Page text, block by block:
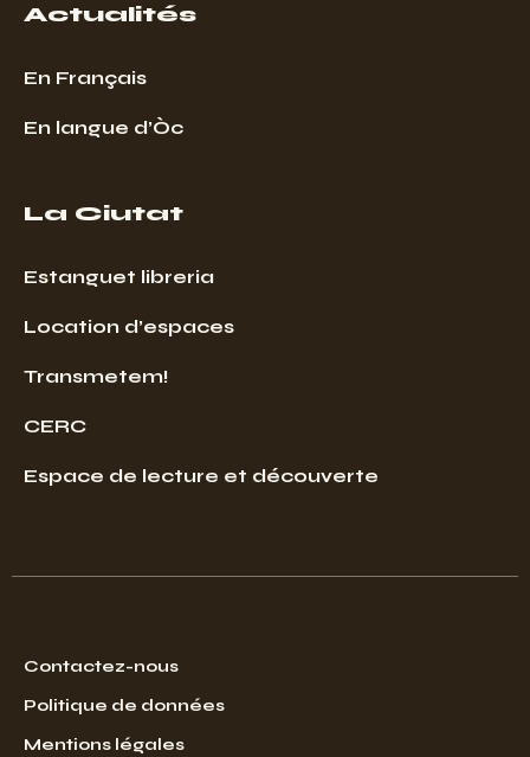
Actualités
En Français
En langue d’Òc
La Ciutat
Estanguet libreria
Location d’espaces
Transmetem!
CERC
Espace de lecture et découverte
Contactez-nous
Politique de données
Mentions légales